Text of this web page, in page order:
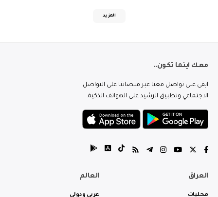
المزيد
معك اينما تكون..
ابقى على تواصل معنا عبر منصاتنا على التواصل
الاجتماعي وتطبيق الرشيد على الهواتف الذكية.
العراق
محليات
العالم
عربي ودولي